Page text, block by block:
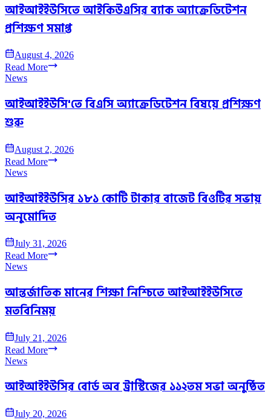
আইআইইউসিতে আইকিউএসির ব্যাক অ্যাক্রেডিটেশন
প্রশিক্ষণ সমাপ্ত
August 4, 2026
Read More
News
আইআইইউসি'তে বিএসি অ্যাক্রেডিটেশন বিষয়ে প্রশিক্ষণ
শুরু
August 2, 2026
Read More
News
আইআইইউসির ১৮১ কোটি টাকার বাজেট বিওটির সভায়
অনুমোদিত
July 31, 2026
Read More
News
আন্তর্জাতিক মানের শিক্ষা নিশ্চিতে আইআইইউসিতে
মতবিনিময়
July 21, 2026
Read More
News
আইআইইউসির বোর্ড অব ট্রাস্টিজের ১১২তম সভা অনুষ্ঠিত
July 20, 2026